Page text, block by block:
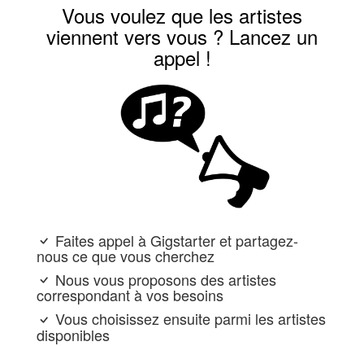
Vous voulez que les artistes
viennent vers vous ? Lancez un
appel !
Faites appel à Gigstarter et partagez-
nous ce que vous cherchez
Nous vous proposons des artistes
correspondant à vos besoins
Vous choisissez ensuite parmi les artistes
disponibles